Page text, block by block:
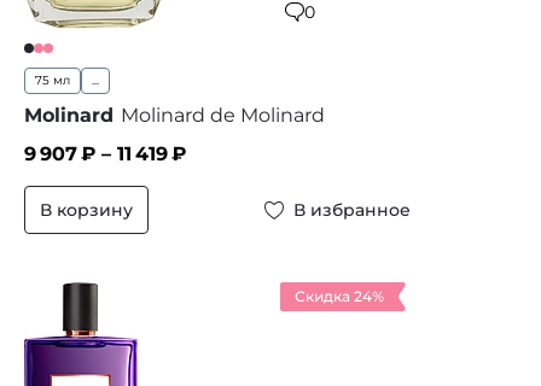
0
75 мл ...
Molinard Molinard de Molinard
9 907₽ – 11 419₽
В корзину В избранное
Скидка 24%